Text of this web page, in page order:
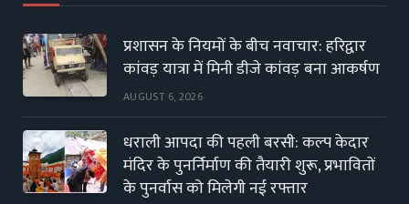
प्रशासन के नियमों के बीच नवाचार: हरिद्वार
कांवड़ यात्रा में मिनी डीजे कांवड़ बना आकर्षण
AUGUST 6, 2026
धराली आपदा की पहली बरसी: कल्प केदार
मंदिर के पुनर्निर्माण की तैयारी शुरू, प्रभावितों
के पुनर्वास को मिलेगी नई रफ्तार